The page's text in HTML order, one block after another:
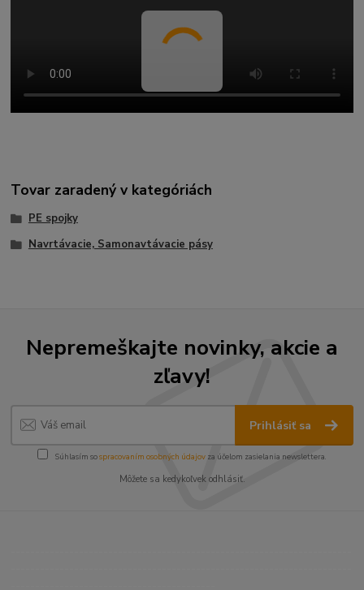
Tovar zaradený v kategóriách
PE spojky
Navrtávacie, Samonavtávacie pásy
Nepremeškajte novinky, akcie a
zľavy!
Prihlásiť sa
Súhlasím sospracovaním osobných údajov za účelom zasielania newslettera.
Môžete sa kedykoľvek odhlásiť.